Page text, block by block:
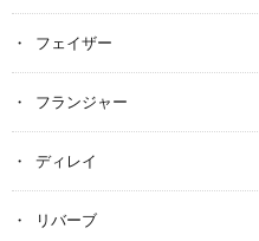
フェイザー
フランジャー
ディレイ
リバーブ